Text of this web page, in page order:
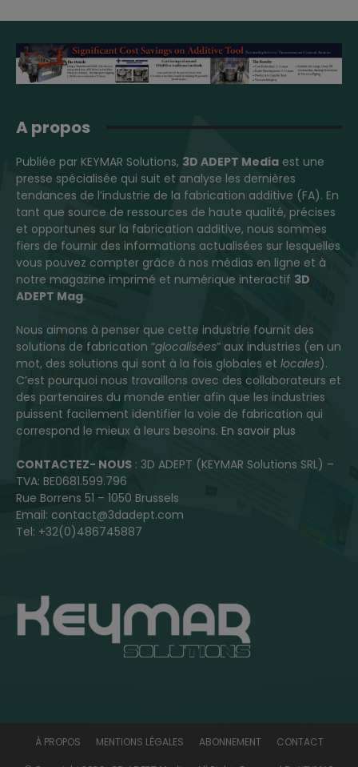
A propos
Publiée par KEYMAR Solutions, 3D ADEPT Media est une
presse spécialisée qui suit et analyse les dernières
tendances de l’industrie de la fabrication additive (FA). En
tant que source de ressources de haute qualité, précises
et opportunes sur la fabrication additive, nous sommes
fiers de fournir des informations actualisées sur lesquelles
vous pouvez compter grâce à nos médias en ligne et à
notre magazine imprimé et numérique interactif 3D
ADEPT Mag.
Nous aimons à penser que cette industrie fournit des
solutions de fabrication “glocalisées” aux industries (en un
mot, des solutions qui sont à la fois globales et locales).
C’est pourquoi nous travaillons avec des collaborateurs et
des partenaires du monde entier afin que les industries
puissent facilement identifier la voie de fabrication qui
correspond le mieux à leurs besoins. En savoir plus
CONTACTEZ- NOUS : 3D ADEPT (KEYMAR Solutions SRL) –
TVA: BE0681.599.796
Rue Borrens 51 – 1050 Brussels
Email: contact@3dadept.com
Tel: +32(0)486745887
À PROPOS MENTIONS LÉGALES ABONNEMENT CONTACT